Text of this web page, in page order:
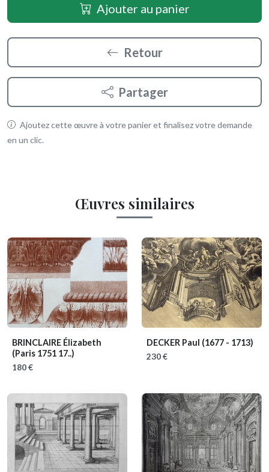
Ajouter au panier
Retour
Partager
Ajoutez cette œuvre à votre panier et finalisez votre demande
en un clic.
Œuvres similaires
BRINCLAIRE Élizabeth
(Paris 1751 17..)
180 €
DECKER Paul (1677 - 1713)
230 €